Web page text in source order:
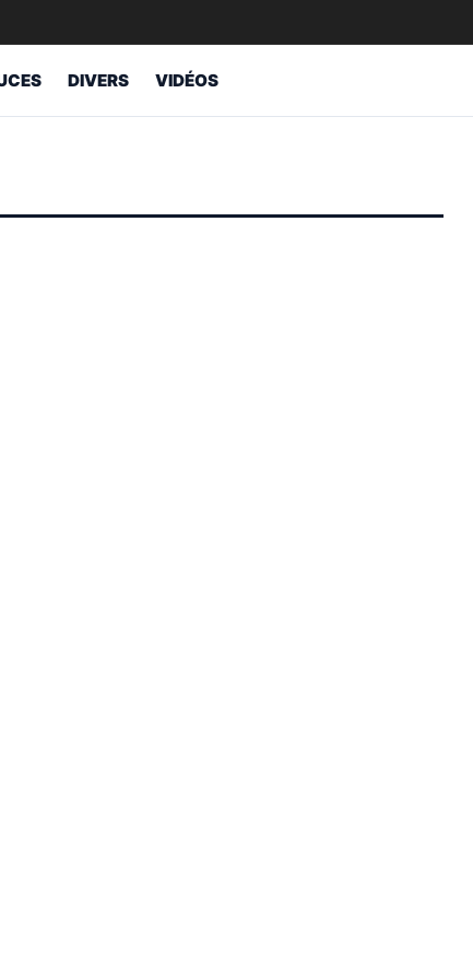
DIVERS VIDÉOS